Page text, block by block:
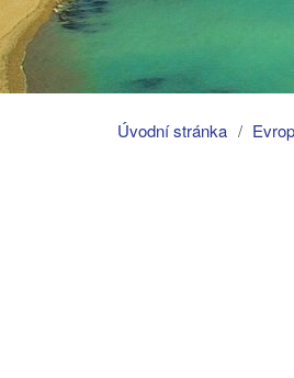
Úvodní stránka